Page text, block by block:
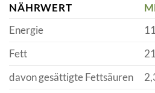
NÄHRWERT
Energie
Fett
davon gesättigte Fettsäuren